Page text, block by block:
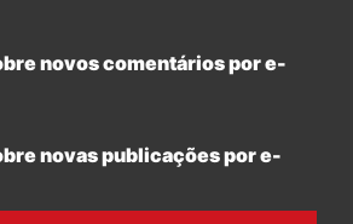
novos comentários por e-
novas publicações por e-